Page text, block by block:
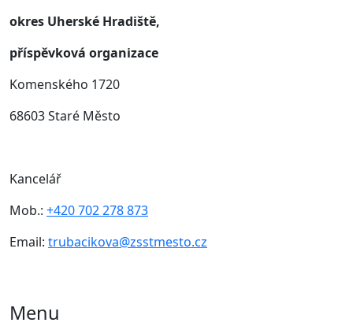
okres Uherské Hradiště,
příspěvková organizace
Komenského 1720
68603 Staré Město
Kancelář
Mob.: +420 702 278 873
Email: trubacikova@zsstmesto.cz
Menu